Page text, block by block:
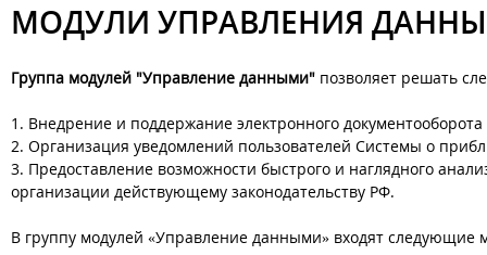
МОДУЛИ УПРАВЛЕНИЯ
Группа модулей "Управление данными" позволяет решать
1. Внедрение и поддержание электронного
2. Организация уведомлений пользователей Системы о
3. Предоставление возможности быстрого и наглядного
организации действующему законодательству РФ.
В группу модулей «Управление данными» входят следующие